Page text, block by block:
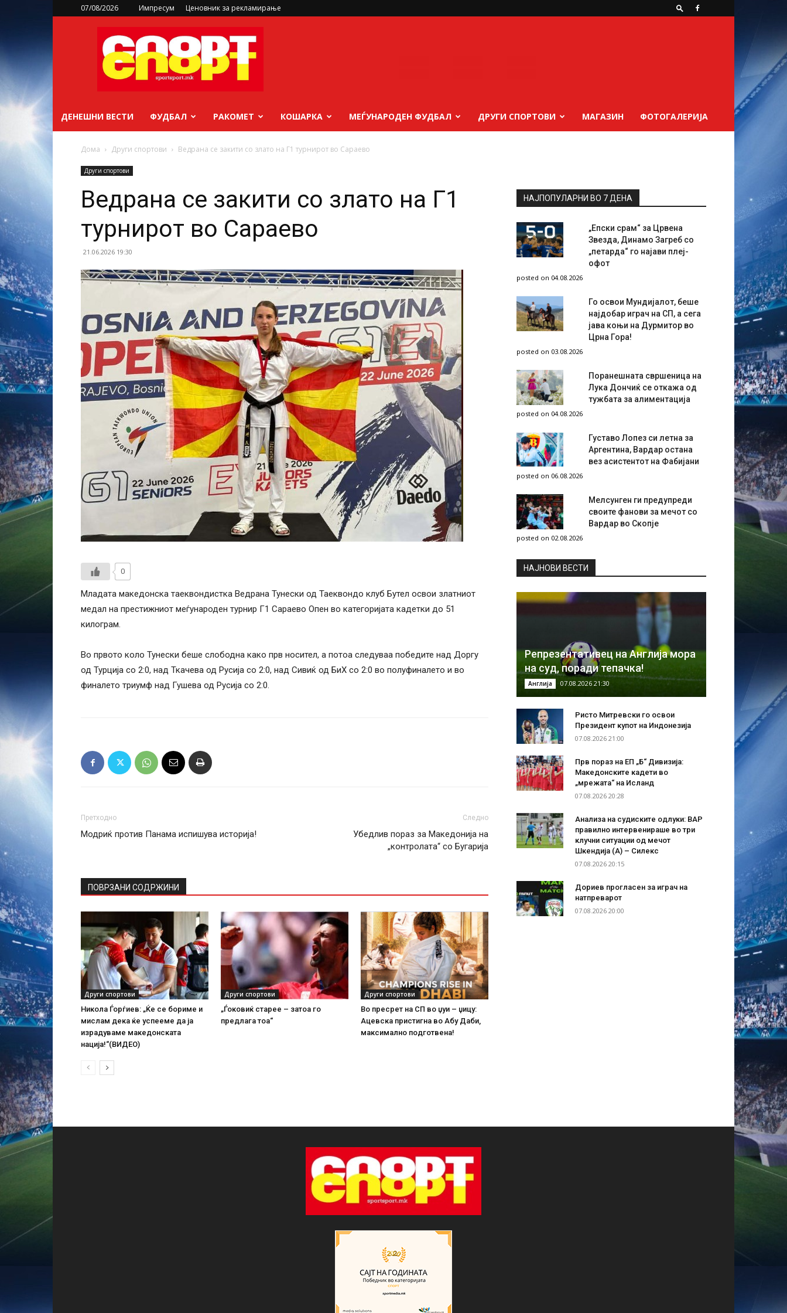
07/08/2026 Импресум Ценовник за рекламирање
sportsport.mk
ДЕНЕШНИ ВЕСТИ ФУДБАЛ РАКОМЕТ КОШАРКА МЕЃУНАРОДЕН ФУДБАЛ ДРУГИ СПОРТОВИ МАГАЗИН ФОТОГАЛЕРИЈА
Дома Други спортови Ведрана се закити со злато на Г1 турнирот во Сараево
Други спортови
Ведрана се закити со злато на Г1
турнирот во Сараево
21.06.2026 19:30
0
Младата македонска таеквондистка Ведрана Тунески од Таеквондо клуб Бутел освои златниот
медал на престижниот меѓународен турнир Г1 Сараево Опен во категоријата кадетки до 51
килограм.
Во првото коло Тунески беше слободна како прв носител, а потоа следуваа победите над Доргу
од Турција со 2:0, над Ткачева од Русија со 2:0, над Сивиќ од БиХ со 2:0 во полуфиналето и во
финалето триумф над Гушева од Русија со 2:0.
Претходно
Модриќ против Панама испишува историја!
Следно
Убедлив пораз за Македонија на
„контролата“ со Бугарија
ПОВРЗАНИ СОДРЖИНИ
Други спортови
Никола Ѓорѓиев: „Ќе се бориме и
мислам дека ќе успееме да ја
израдуваме македонската
нација!“(ВИДЕО)
Други спортови
„Ѓоковиќ старее – затоа го
предлага тоа“
Други спортови
Во пресрет на СП во џуи – џицу:
Ацевска пристигна во Абу Даби,
максимално подготвена!
НАЈПОПУЛАРНИ ВО 7 ДЕНА
„Епски срам“ за Црвена
Звезда, Динамо Загреб со
„петарда“ го најави плеј-
офот
posted on 04.08.2026
Го освои Мундијалот, беше
најдобар играч на СП, а сега
јава коњи на Дурмитор во
Црна Гора!
posted on 03.08.2026
Поранешната свршеница на
Лука Дончиќ се откажа од
тужбата за алиментација
posted on 04.08.2026
Густаво Лопез си летна за
Аргентина, Вардар остана
вез асистентот на Фабијани
posted on 06.08.2026
Мелсунген ги предупреди
своите фанови за мечот со
Вардар во Скопје
posted on 02.08.2026
НAЈНОВИ ВЕСТИ
Репрезентативец на Англија мора
на суд, поради тепачка!
Англија 07.08.2026 21:30
Ристо Митревски го освои
Президент купот на Индонезија
07.08.2026 21:00
Прв пораз на ЕП „Б“ Дивизија:
Македонските кадети во
„мрежата“ на Исланд
07.08.2026 20:28
Анализа на судиските одлуки: ВАР
правилно интервенираше во три
клучни ситуации од мечот
Шкендија (А) – Силекс
07.08.2026 20:15
Дориев прогласен за играч на
натпреварот
07.08.2026 20:00